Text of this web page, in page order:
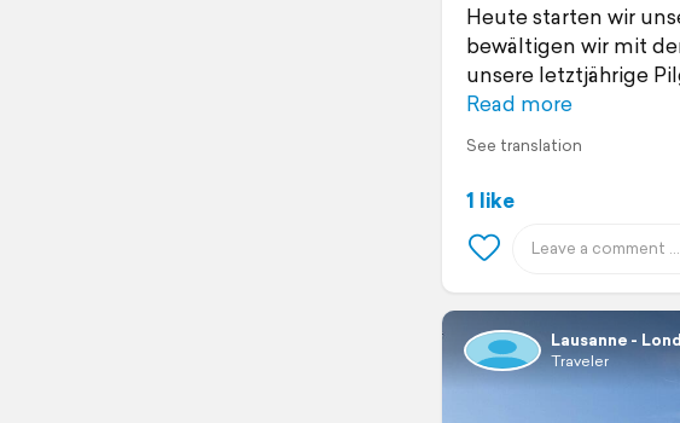
Heute starten wir
bewältigen wir mit
unsere letztjährige
Read more
See translation
1 like
Lausanne -
Traveler